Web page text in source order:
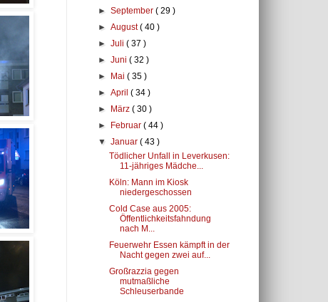
►September( 29 )
►August( 40 )
►Juli( 37 )
►Juni( 32 )
►
Mai( 35 )
►April( 34 )
►
März( 30 )
►
Februar( 44 )
▼Januar( 43 )
Tödlicher Unfall in Leverkusen:
11-jähriges Mädche...
Köln: Mann im Kiosk
niedergeschossen
Cold Case aus 2005:
Öffentlichkeitsfahndung
nach M...
Feuerwehr Essen kämpft in der
Nacht gegen zwei auf...
Großrazzia gegen
mutmaßliche
Schleuserbande